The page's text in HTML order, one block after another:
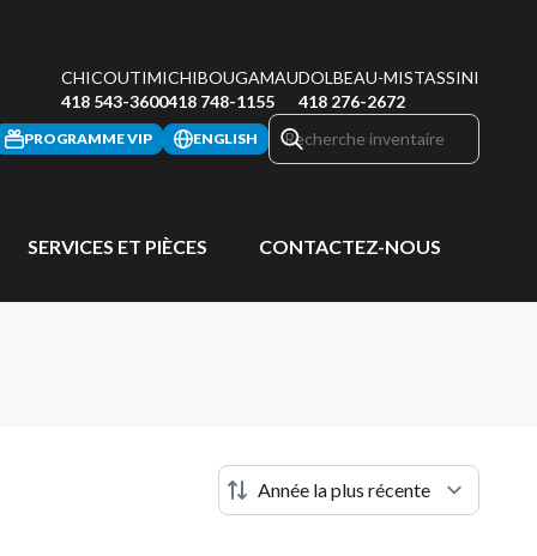
CHICOUTIMI
418 543-3600
CHIBOUGAMAU
418 748-1155
DOLBEAU-MISTASSINI
418 276-2672
PROGRAMME VIP ENGLISH
SERVICES ET PIÈCES CONTACTEZ-NOUS